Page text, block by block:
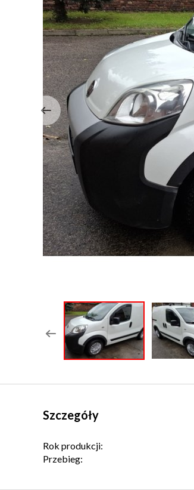
Szczegóły
Rok produkcji:
Przebieg: